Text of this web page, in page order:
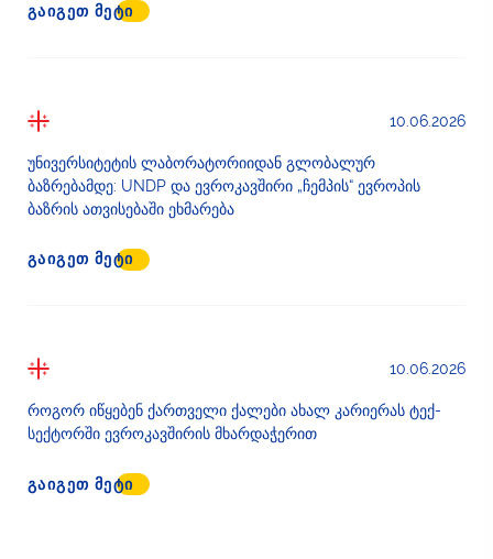
ᲒᲐᲘᲒᲔᲗ ᲛᲔᲢᲘ
10.06.2026
უნივერსიტეტის ლაბორატორიიდან გლობალურ
ბაზრებამდე: UNDP და ევროკავშირი „ჩემპის“ ევროპის
ბაზრის ათვისებაში ეხმარება
ᲒᲐᲘᲒᲔᲗ ᲛᲔᲢᲘ
10.06.2026
როგორ იწყებენ ქართველი ქალები ახალ კარიერას ტექ-
სექტორში ევროკავშირის მხარდაჭერით
ᲒᲐᲘᲒᲔᲗ ᲛᲔᲢᲘ